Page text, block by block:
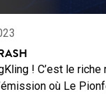
! C’est le riche
où Le